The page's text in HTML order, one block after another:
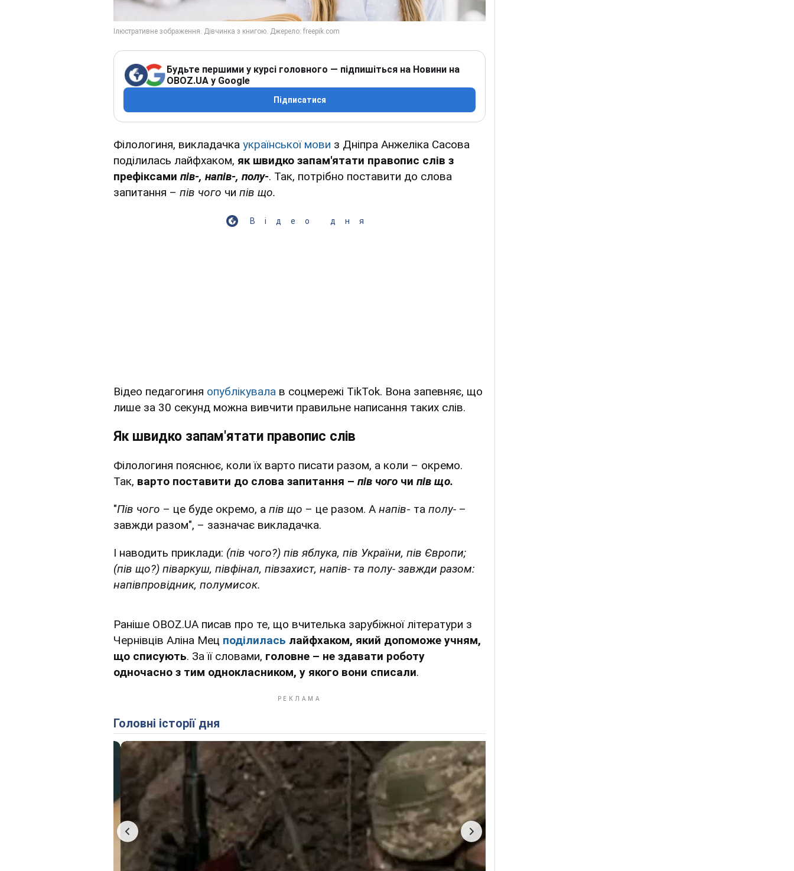
Будьте першими у курсі головного — підпишіться на Новини на
OBOZ.UA у Google
Підписатися
Філологиня, викладачка української мови з Дніпра Анжеліка Сасова
поділилась лайфхаком, як швидко запам'ятати правопис слів з
префіксами пів-, напів-, полу-. Так, потрібно поставити до слова
запитання – пів чого чи пів що.
Відео дня
Відео педагогиня опублікувала в соцмережі TikTok. Вона запевняє, що
лише за 30 секунд можна вивчити правильне написання таких слів.
Як швидко запам'ятати правопис слів
Філологиня пояснює, коли їх варто писати разом, а коли – окремо.
Так, варто поставити до слова запитання – пів чого чи пів що.
"Пів чого – це буде окремо, а пів що – це разом. А напів- та полу- –
завжди разом", – зазначає викладачка.
І наводить приклади: (пів чого?) пів яблука, пів України, пів Європи;
(пів що?) піваркуш, півфінал, півзахист, напів- та полу- завжди разом:
напівпровідник, полумисок.
Раніше OBOZ.UA писав про те, що вчителька зарубіжної літератури з
Чернівців Аліна Мец поділилась лайфхаком, який допоможе учням,
що списують. За її словами, головне – не здавати роботу
одночасно з тим однокласником, у якого вони списали.
Головні історії дня